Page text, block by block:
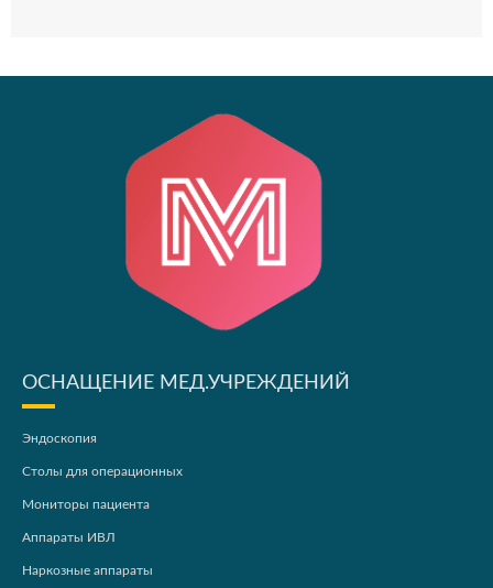
ОСНАЩЕНИЕ МЕД.УЧРЕЖДЕНИЙ
Эндоскопия
Столы для операционных
Мониторы пациента
Аппараты ИВЛ
Наркозные аппараты